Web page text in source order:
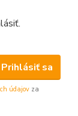
Prihlásiť sa
údajov za